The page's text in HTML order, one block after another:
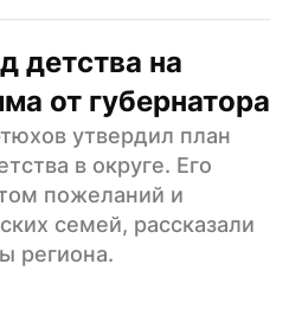
детства на
от губернатора
утвердил план
в округе. Его
пожеланий и
семей, рассказали
региона.